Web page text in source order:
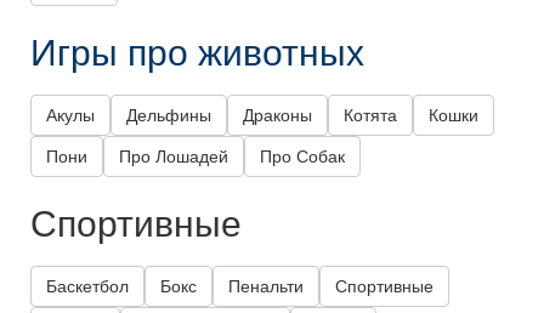
Игры про животных
Акулы Дельфины Драконы Котята Кошки
Пони Про Лошадей Про Собак
Спортивные
Баскетбол Бокс Пенальти Спортивные